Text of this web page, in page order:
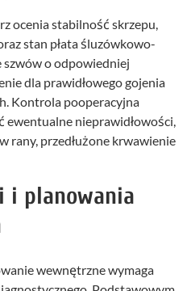
ocenia stabilność skrzepu,
stan płata śluzówkowo-
o odpowiedniej
dla prawidłowego gojenia
Kontrola pooperacyjna
ewentualne nieprawidłowości,
rany, przedłużone krwawienie
i planowania
wewnętrzne wymaga